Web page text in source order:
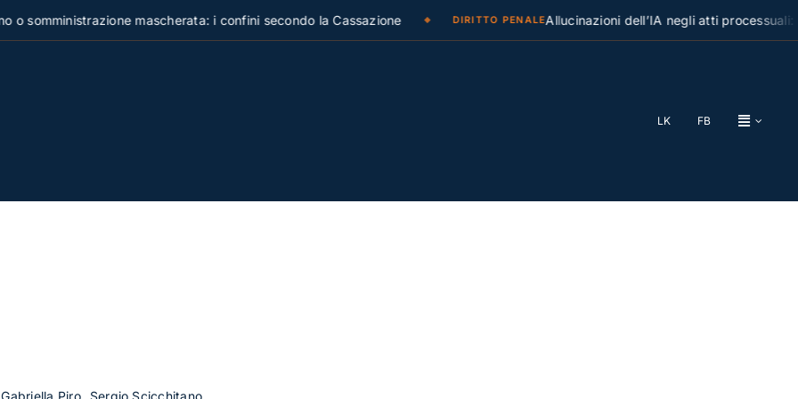
mascherata: i confini secondo la Cassazione DIRITTO PENALEAllucinazioni dell’IA negli atti processuali: la
LK FB
Piro Sergio Scicchitano